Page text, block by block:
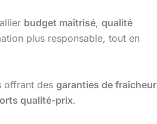
budget maîtrisé, qualité
plus responsable, tout en
offrant des garanties de fraîcheur
qualité-prix.